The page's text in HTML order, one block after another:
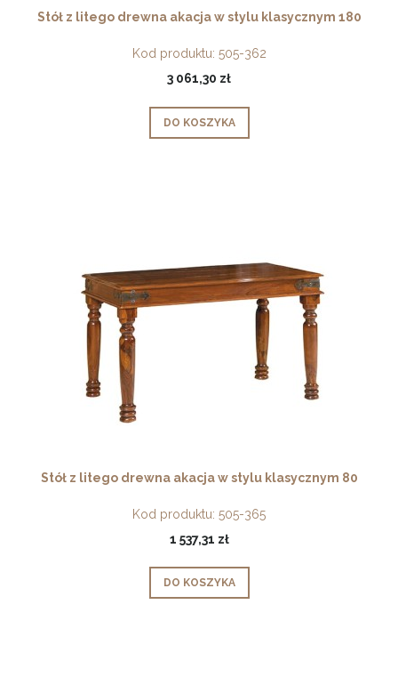
Stół z litego drewna akacja w stylu klasycznym 180
Kod produktu: 505-362
3 061,30 zł
DO KOSZYKA
Stół z litego drewna akacja w stylu klasycznym 80
Kod produktu: 505-365
1 537,31 zł
DO KOSZYKA